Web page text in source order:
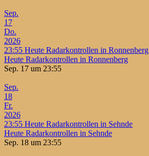
Sep.
17
Do.
2026
23:55 Heute Radarkontrollen in Ronnenberg
Heute Radarkontrollen in Ronnenberg
Sep. 17 um 23:55
Sep.
18
Fr.
2026
23:55 Heute Radarkontrollen in Sehnde
Heute Radarkontrollen in Sehnde
Sep. 18 um 23:55